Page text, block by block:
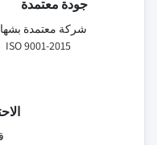
جودة معتمدة
شركة معتمدة
ISO 9001-2015